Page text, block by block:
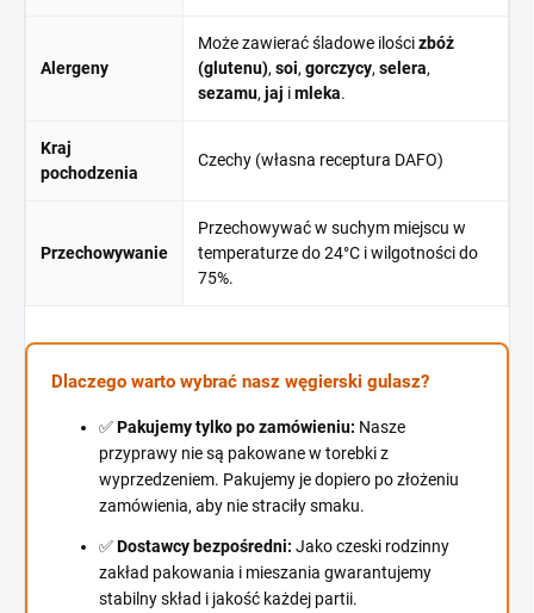
Alergeny
Może zawierać śladowe ilościzbóż
(glutenu), soi, gorczycy, selera,
sezamu, jaj imleka.
Kraj
pochodzenia
Czechy (własna receptura DAFO)
Przechowywanie
Przechowywać w suchym miejscu w
temperaturze do 24°C i wilgotności do
75%.
Dlaczego warto wybrać nasz węgierski gulasz?
✅Pakujemy tylko po zamówieniu: Nasze
przyprawy nie są pakowane w torebki z
wyprzedzeniem. Pakujemy je dopiero po złożeniu
zamówienia, aby nie straciły smaku.
✅Dostawcy bezpośredni: Jako czeski rodzinny
zakład pakowania i mieszania gwarantujemy
stabilny skład i jakość każdej partii.